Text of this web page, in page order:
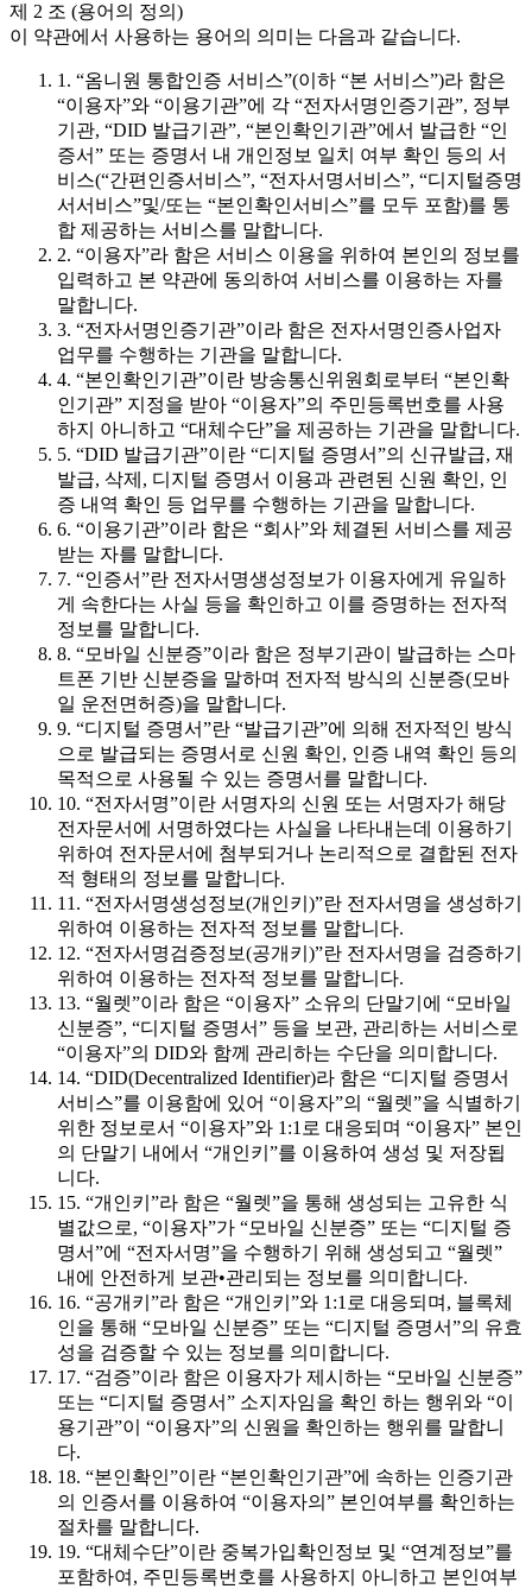
제 2 조 (용어의 정의)
이 약관에서 사용하는 용어의 의미는 다음과 같습니다.
1. “옴니원 통합인증 서비스”(이하 “본 서비스”)라 함은
“이용자”와 “이용기관”에 각 “전자서명인증기관”, 정부
기관, “DID 발급기관”, “본인확인기관”에서 발급한 “인
증서” 또는 증명서 내 개인정보 일치 여부 확인 등의 서
비스(“간편인증서비스”, “전자서명서비스”, “디지털증명
서서비스”및/또는 “본인확인서비스”를 모두 포함)를 통
합 제공하는 서비스를 말합니다.
2. “이용자”라 함은 서비스 이용을 위하여 본인의 정보를
입력하고 본 약관에 동의하여 서비스를 이용하는 자를
말합니다.
3. “전자서명인증기관”이라 함은 전자서명인증사업자
업무를 수행하는 기관을 말합니다.
4. “본인확인기관”이란 방송통신위원회로부터 “본인확
인기관” 지정을 받아 “이용자”의 주민등록번호를 사용
하지 아니하고 “대체수단”을 제공하는 기관을 말합니다.
5. “DID 발급기관”이란 “디지털 증명서”의 신규발급, 재
발급, 삭제, 디지털 증명서 이용과 관련된 신원 확인, 인
증 내역 확인 등 업무를 수행하는 기관을 말합니다.
6. “이용기관”이라 함은 “회사”와 체결된 서비스를 제공
받는 자를 말합니다.
7. “인증서”란 전자서명생성정보가 이용자에게 유일하
게 속한다는 사실 등을 확인하고 이를 증명하는 전자적
정보를 말합니다.
8. “모바일 신분증”이라 함은 정부기관이 발급하는 스마
트폰 기반 신분증을 말하며 전자적 방식의 신분증(모바
일 운전면허증)을 말합니다.
9. “디지털 증명서”란 “발급기관”에 의해 전자적인 방식
으로 발급되는 증명서로 신원 확인, 인증 내역 확인 등의
목적으로 사용될 수 있는 증명서를 말합니다.
10. “전자서명”이란 서명자의 신원 또는 서명자가 해당
전자문서에 서명하였다는 사실을 나타내는데 이용하기
위하여 전자문서에 첨부되거나 논리적으로 결합된 전자
적 형태의 정보를 말합니다.
11. “전자서명생성정보(개인키)”란 전자서명을 생성하기
위하여 이용하는 전자적 정보를 말합니다.
12. “전자서명검증정보(공개키)”란 전자서명을 검증하기
위하여 이용하는 전자적 정보를 말합니다.
13. “월렛”이라 함은 “이용자” 소유의 단말기에 “모바일
신분증”, “디지털 증명서” 등을 보관, 관리하는 서비스로
“이용자”의 DID와 함께 관리하는 수단을 의미합니다.
14. “DID(Decentralized Identifier)라 함은 “디지털 증명서
서비스”를 이용함에 있어 “이용자”의 “월렛”을 식별하기
위한 정보로서 “이용자”와 1:1로 대응되며 “이용자” 본인
의 단말기 내에서 “개인키”를 이용하여 생성 및 저장됩
니다.
15. “개인키”라 함은 “월렛”을 통해 생성되는 고유한 식
별값으로, “이용자”가 “모바일 신분증” 또는 “디지털 증
명서”에 “전자서명”을 수행하기 위해 생성되고 “월렛”
내에 안전하게 보관•관리되는 정보를 의미합니다.
16. “공개키”라 함은 “개인키”와 1:1로 대응되며, 블록체
인을 통해 “모바일 신분증” 또는 “디지털 증명서”의 유효
성을 검증할 수 있는 정보를 의미합니다.
17. “검증”이라 함은 이용자가 제시하는 “모바일 신분증”
또는 “디지털 증명서” 소지자임을 확인 하는 행위와 “이
용기관”이 “이용자”의 신원을 확인하는 행위를 말합니
다.
18. “본인확인”이란 “본인확인기관”에 속하는 인증기관
의 인증서를 이용하여 “이용자의” 본인여부를 확인하는
절차를 말합니다.
19. “대체수단”이란 중복가입확인정보 및 “연계정보”를
포함하여, 주민등록번호를 사용하지 아니하고 본인여부